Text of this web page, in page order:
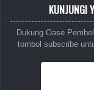
KUNJUNGI
Dukung Oase
tombol subscribe